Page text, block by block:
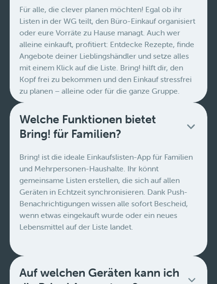
Für alle, die clever planen möchten! Egal ob ihr
Listen in der WG teilt, den Büro-Einkauf organisiert
oder eure Vorräte zu Hause managt. Auch wer
alleine einkauft, profitiert: Entdecke Rezepte, finde
Angebote deiner Lieblingshändler und setze alles
mit einem Klick auf die Liste. Bring! hilft dir, den
Kopf frei zu bekommen und den Einkauf stressfrei
zu planen – alleine oder für die ganze Gruppe.
Welche Funktionen bietet
Bring! für Familien?
Bring! ist die ideale Einkaufslisten-App für Familien
und Mehrpersonen-Haushalte. Ihr könnt
gemeinsame Listen erstellen, die sich auf allen
Geräten in Echtzeit synchronisieren. Dank Push-
Benachrichtigungen wissen alle sofort Bescheid,
wenn etwas eingekauft wurde oder ein neues
Lebensmittel auf der Liste landet.
Auf welchen Geräten kann ich